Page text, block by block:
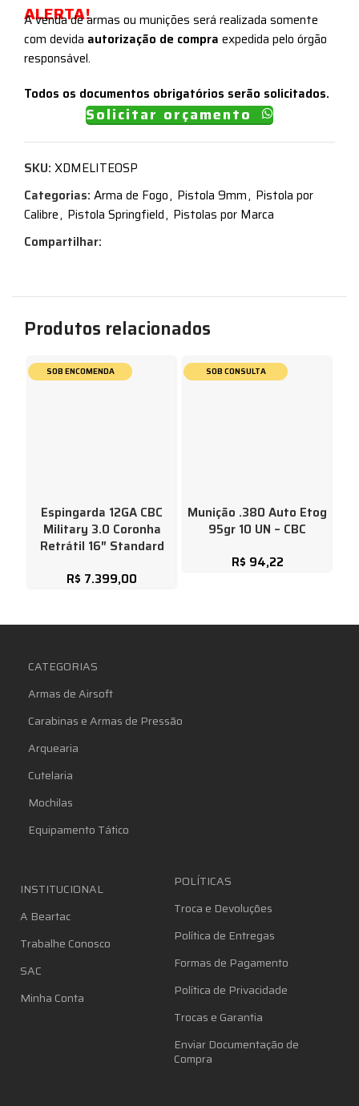
ALERTA!
A venda de armas ou munições será realizada somente
com devida autorização de compra expedida pelo órgão
responsável.
Todos os documentos obrigatórios serão solicitados.
Solicitar orçamento
SKU: XDMELITEOSP
Categorias: Arma de Fogo, Pistola 9mm, Pistola por
Calibre, Pistola Springfield, Pistolas por Marca
Compartilhar:
Produtos relacionados
SOB ENCOMENDA
Espingarda 12GA CBC
Military 3.0 Coronha
Retrátil 16″ Standard
R$ 7.399,00
SOB CONSULTA
Munição .380 Auto Etog
95gr 10 UN – CBC
R$ 94,22
CATEGORIAS
Armas de Airsoft
Carabinas e Armas de Pressão
Arquearia
Cutelaria
Mochilas
Equipamento Tático
INSTITUCIONAL
A Beartac
Trabalhe Conosco
SAC
Minha Conta
POLÍTICAS
Troca e Devoluções
Política de Entregas
Formas de Pagamento
Política de Privacidade
Trocas e Garantia
Enviar Documentação de
Compra